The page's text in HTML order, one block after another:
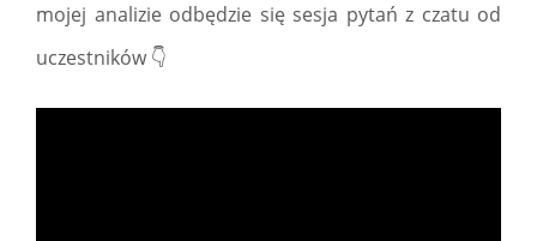
mojej analizie odbędzie się sesja pytań z czatu od
uczestników 👇